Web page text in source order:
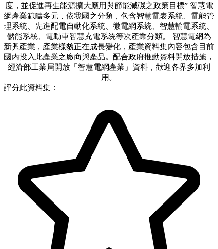
度，並促進再生能源擴大應用與節能減碳之政策目標” 智慧電
網產業範疇多元，依我國之分類，包含智慧電表系統、電能管
理系統、先進配電自動化系統、微電網系統、智慧輸電系統、
儲能系統、電動車智慧充電系統等次產業分類。 智慧電網為
新興產業，產業樣貌正在成長變化，產業資料集內容包含目前
國內投入此產業之廠商與產品。配合政府推動資料開放措施，
經濟部工業局開放「智慧電網產業」資料，歡迎各界多加利
用。
評分此資料集：